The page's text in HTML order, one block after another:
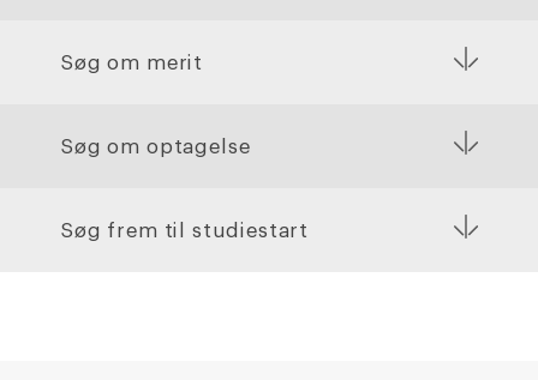
Søg om merit
Søg om optagelse
Søg frem til studiestart